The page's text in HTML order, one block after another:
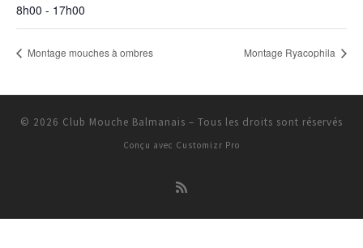
8h00 - 17h00
Montage mouches à ombres Montage Ryacophila
© 2026 Club Mouche Balmanais – Tous les droits sont réservés
Conçu avec Customizr Pro